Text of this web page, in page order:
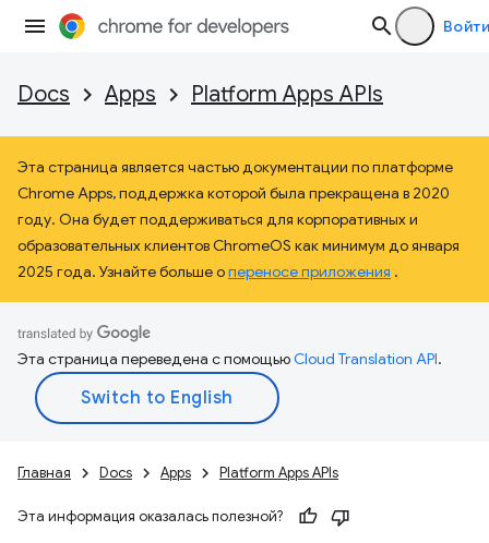
Войти
Docs Apps Platform Apps APIs
Эта страница является частью документации по платформе
Chrome Apps, поддержка которой была прекращена в 2020
году. Она будет поддерживаться для корпоративных и
образовательных клиентов ChromeOS как минимум до января
2025 года. Узнайте больше опереносе приложения .
Эта страница переведена с помощьюCloud Translation API.
Главная Docs Apps Platform Apps APIs
Эта информация оказалась полезной?